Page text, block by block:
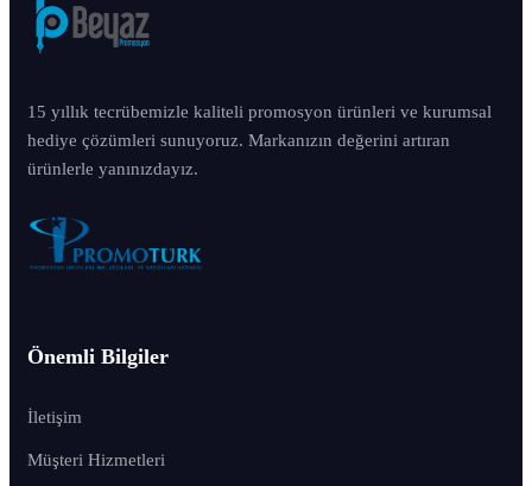
15 yıllık tecrübemizle kaliteli promosyon ürünleri ve kurumsal
hediye çözümleri sunuyoruz. Markanızın değerini artıran
ürünlerle yanınızdayız.
Önemli Bilgiler
İletişim
Müşteri Hizmetleri